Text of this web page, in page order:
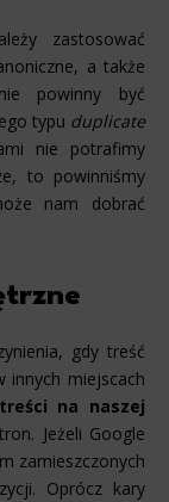
zastosować
a także
powinny być
typu duplicate
nie potrafimy
to powinniśmy
nam dobrać
gdy treść
innych miejscach
treści na naszej
Jeżeli Google
zamieszczonych
Oprócz kary